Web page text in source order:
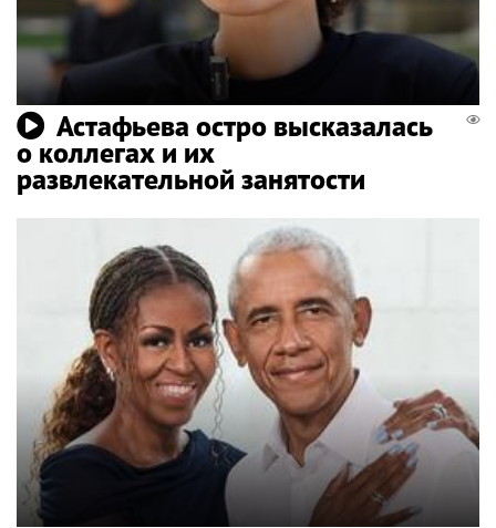
Астафьева остро высказалась
о коллегах и их
развлекательной занятости